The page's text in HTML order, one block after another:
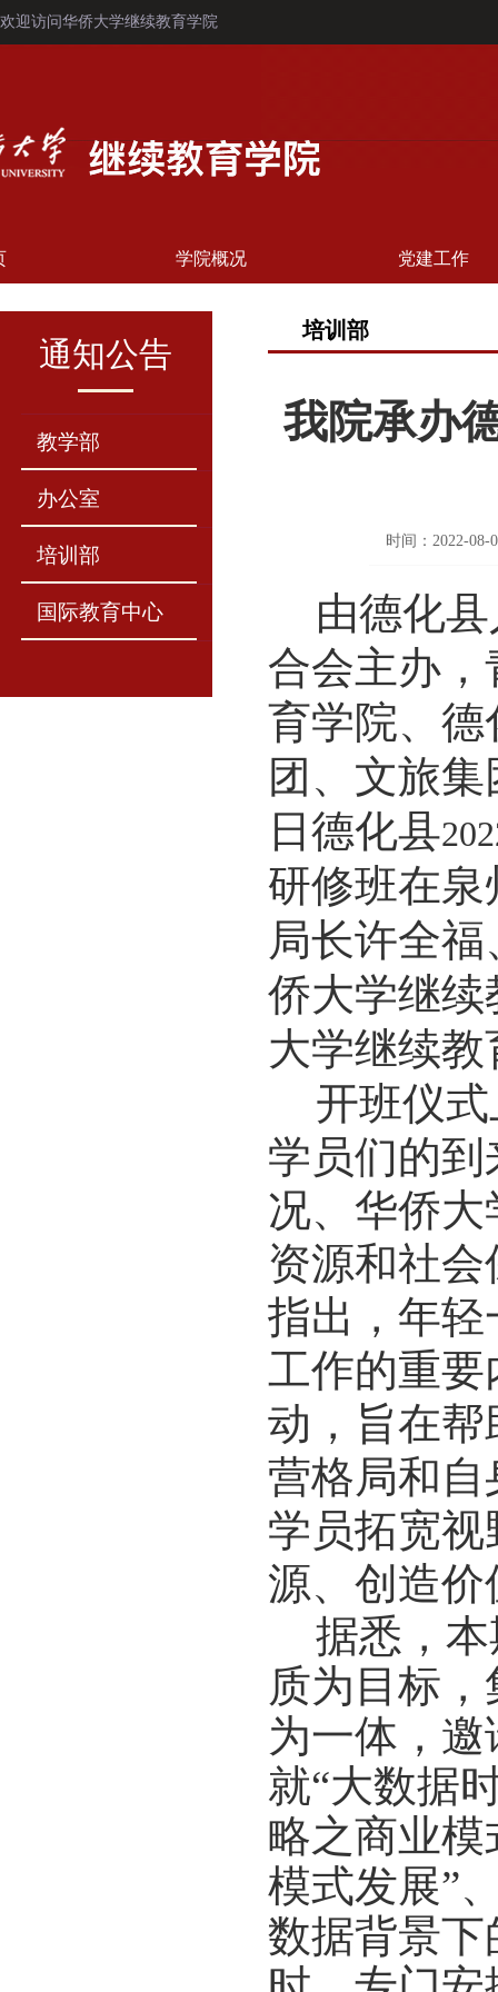
欢迎访问华侨大学继续教育学院
学院概况 党建工作
通知公告
教学部
办公室
培训部
国际教育中心
培训部
我院承办
时间：2022-08-
由德化
合会主办
育学院、
团、文旅
日德化县
研修班在
局长许全
侨大学继
大学继续
开班仪
学员们的
况、华侨
资源和社
指出，年
工作的重
动，旨在
营格局和
学员拓宽
源、创造
据悉，
质为目标
为一体，
就“大数据
略之商业模
模式发展”
数据背景下